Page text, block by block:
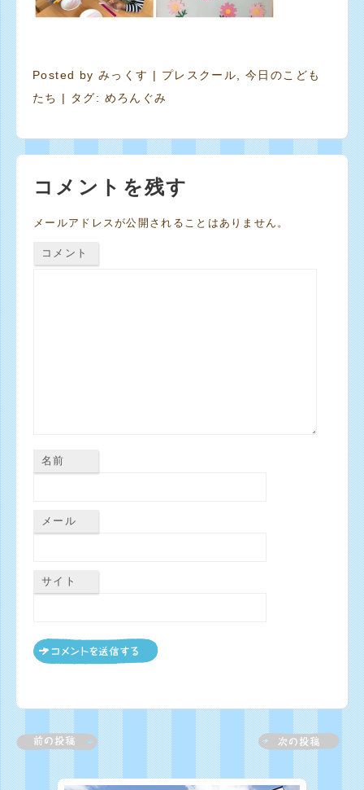
Posted byみっくす | プレスクール ,今日のこども
たち | タグ: めろんぐみ
コメントを残す
メールアドレスが公開されることはありません。
コメント
名前
メール
サイト